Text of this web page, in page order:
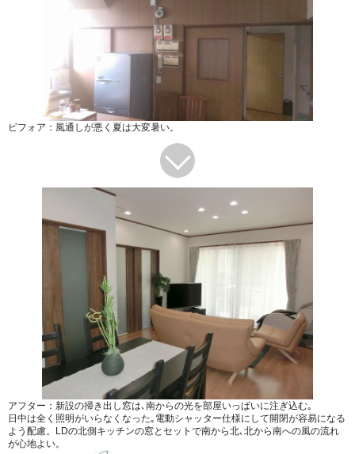
ビフォア：風通しが悪く夏は大変暑い。
アフター：新設の掃き出し窓は､南からの光を部屋いっぱいに注ぎ込む｡
日中は全く照明がいらなくなった｡電動シャッター仕様にして開閉が容易になる
よう配慮。LDの北側キッチンの窓とセットで南から北､北から南への風の流れ
が心地よい。